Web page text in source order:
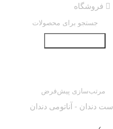
فروشگاه
ست دندان - آناتومی دندان